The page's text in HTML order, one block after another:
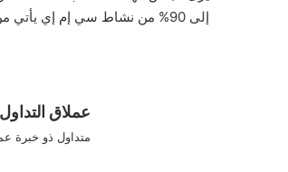
إلى 90% من نشاط سي إم إي يأتي من مستثمرين مؤسسيين محترفين لا يعتبرون هذه العقود بديلاً مناسباً لأدواتهم الاستثمارية.
عملاق التداول
متداول ذو خبرة